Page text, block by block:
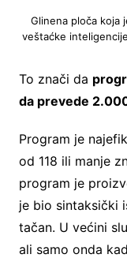
Glinena ploča koja
veštaćke
To znači da
da prevede
Program je
od 118 ili manje
program je
je bio sintaksički
tačan. U većini
ali samo onda